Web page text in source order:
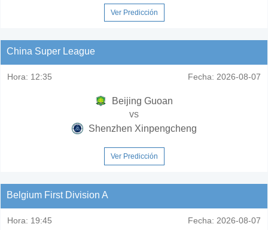
Ver Predicción
China Super League
Hora: 12:35 Fecha: 2026-08-07
Beijing Guoan
vs
Shenzhen Xinpengcheng
Ver Predicción
Belgium First Division A
Hora: 19:45 Fecha: 2026-08-07